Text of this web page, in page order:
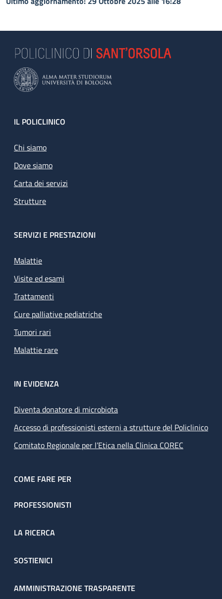
Footer
IL POLICLINICO
Chi siamo
Dove siamo
Carta dei servizi
Strutture
SERVIZI E PRESTAZIONI
Malattie
Visite ed esami
Trattamenti
Cure palliative pediatriche
Tumori rari
Malattie rare
IN EVIDENZA
Diventa donatore di microbiota
Accesso di professionisti esterni a strutture del Policlinico
Comitato Regionale per l’Etica nella Clinica COREC
COME FARE PER
PROFESSIONISTI
LA RICERCA
SOSTIENICI
AMMINISTRAZIONE TRASPARENTE